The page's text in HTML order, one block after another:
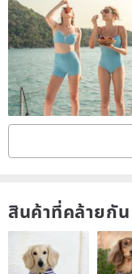
สินค้าที่คล้ายกัน